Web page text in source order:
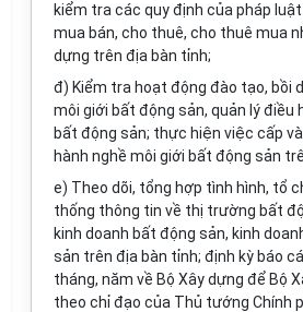
kiểm tra các quy định của pháp
mua bán, cho thuê, cho thuê mua
dựng trên địa bàn tỉnh;
đ) Kiểm tra hoạt động đào tạo, bồi
môi giới bất động sản, quản lý điều
bất động sản; thực hiện việc cấp
hành nghề môi giới bất động sản
e) Theo dõi, tổng hợp tình hình, tổ
thống thông tin về thị trường bất
kinh doanh bất động sản, kinh
sản trên địa bàn tỉnh; định kỳ báo
tháng, năm về Bộ Xây dựng để Bộ
theo chỉ đạo của Thủ tướng Chính